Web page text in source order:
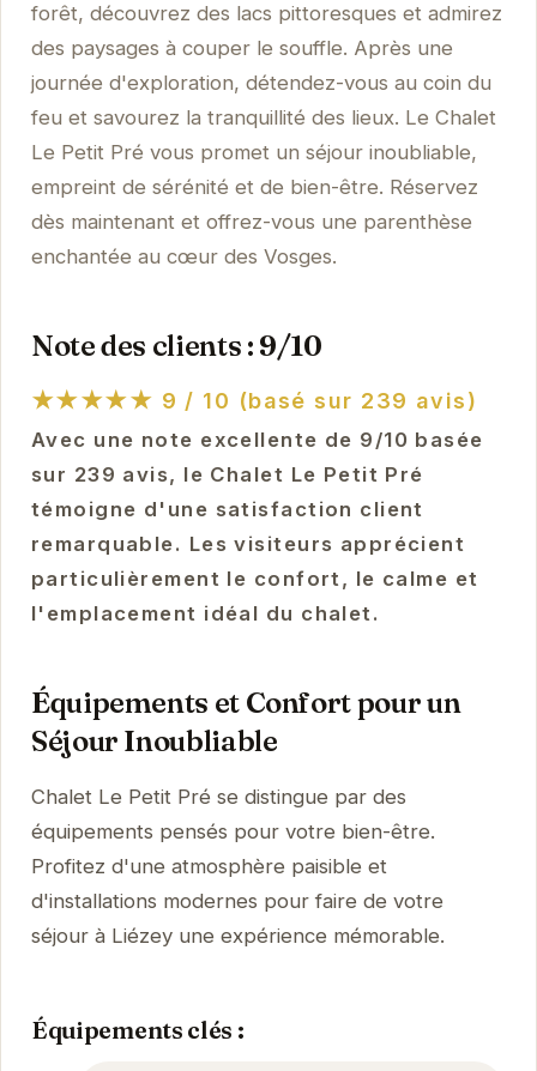
forêt, découvrez des lacs pittoresques et admirez
des paysages à couper le souffle. Après une
journée d'exploration, détendez-vous au coin du
feu et savourez la tranquillité des lieux. Le Chalet
Le Petit Pré vous promet un séjour inoubliable,
empreint de sérénité et de bien-être. Réservez
dès maintenant et offrez-vous une parenthèse
enchantée au cœur des Vosges.
Note des clients : 9/10
★★★★★ 9 / 10 (basé sur 239 avis)
Avec une note excellente de 9/10 basée
sur 239 avis, le Chalet Le Petit Pré
témoigne d'une satisfaction client
remarquable. Les visiteurs apprécient
particulièrement le confort, le calme et
l'emplacement idéal du chalet.
Équipements et Confort pour un
Séjour Inoubliable
Chalet Le Petit Pré se distingue par des
équipements pensés pour votre bien-être.
Profitez d'une atmosphère paisible et
d'installations modernes pour faire de votre
séjour à Liézey une expérience mémorable.
Équipements clés :